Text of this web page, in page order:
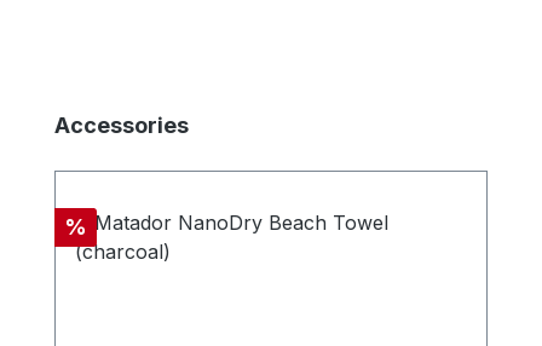
Produktgalerie überspringen
Accessories
Rabatt
%